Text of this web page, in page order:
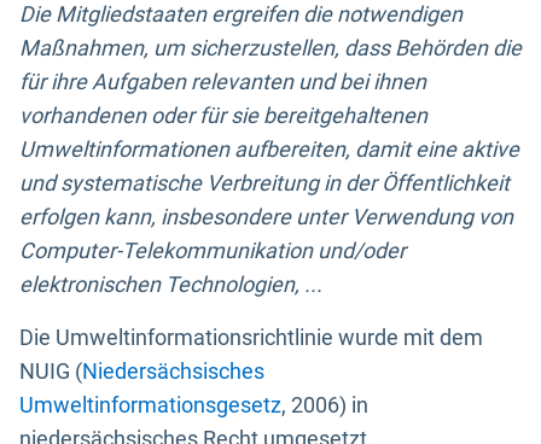
Die Mitgliedstaaten ergreifen die notwendigen
Maßnahmen, um sicherzustellen, dass Behörden die
für ihre Aufgaben relevanten und bei ihnen
vorhandenen oder für sie bereitgehaltenen
Umweltinformationen aufbereiten, damit eine aktive
und systematische Verbreitung in der Öffentlichkeit
erfolgen kann, insbesondere unter Verwendung von
Computer-Telekommunikation und/oder
elektronischen Technologien, ...
Die Umweltinformationsrichtlinie wurde mit dem
NUIG (Niedersächsisches
Umweltinformationsgesetz, 2006) in
niedersächsisches Recht umgesetzt.